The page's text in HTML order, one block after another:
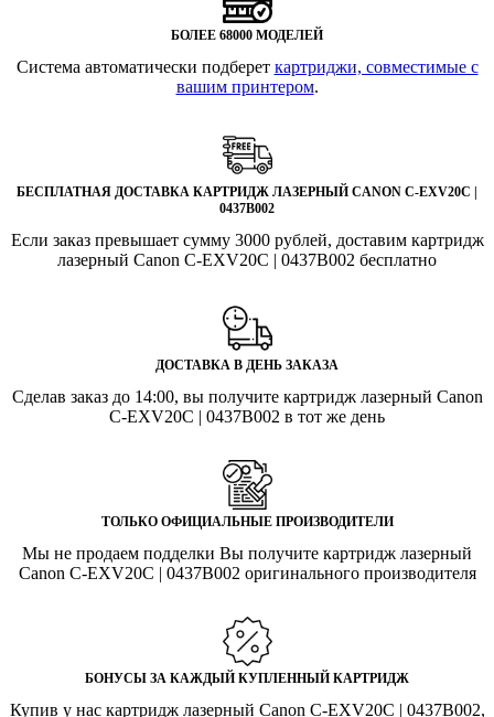
БОЛЕЕ 68000 МОДЕЛЕЙ
Система автоматически подберет картриджи, совместимые с
вашим принтером.
БЕСПЛАТНАЯ ДОСТАВКА КАРТРИДЖ ЛАЗЕРНЫЙ CANON C-EXV20C |
0437B002
Если заказ превышает сумму 3000 рублей, доставим картридж
лазерный Canon C-EXV20C | 0437B002 бесплатно
ДОСТАВКА В ДЕНЬ ЗАКАЗА
Сделав заказ до 14:00, вы получите картридж лазерный Canon
C-EXV20C | 0437B002 в тот же день
ТОЛЬКО ОФИЦИАЛЬНЫЕ ПРОИЗВОДИТЕЛИ
Мы не продаем подделки Вы получите картридж лазерный
Canon C-EXV20C | 0437B002 оригинального производителя
БОНУСЫ ЗА КАЖДЫЙ КУПЛЕННЫЙ КАРТРИДЖ
Купив у нас картридж лазерный Canon C-EXV20C | 0437B002,